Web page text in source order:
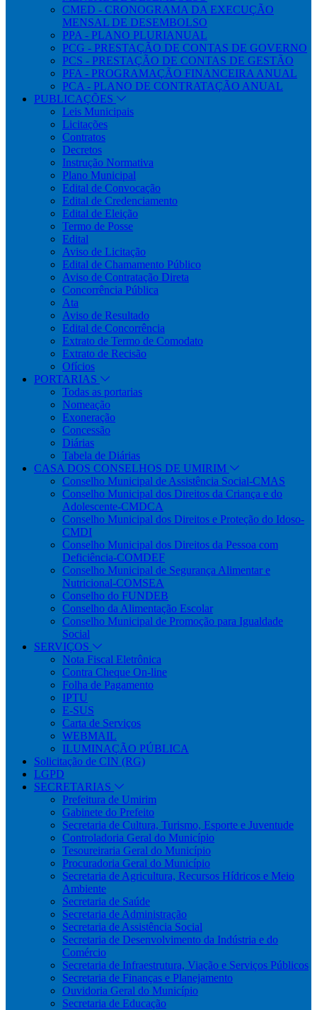
CMED - CRONOGRAMA DA EXECUÇÃO
MENSAL DE DESEMBOLSO
PPA - PLANO PLURIANUAL
PCG - PRESTAÇÃO DE CONTAS DE GOVERNO
PCS - PRESTAÇÃO DE CONTAS DE GESTÃO
PFA - PROGRAMAÇÃO FINANCEIRA ANUAL
PCA - PLANO DE CONTRATAÇÃO ANUAL
PUBLICAÇÕES
Leis Municipais
Licitações
Contratos
Decretos
Instrução Normativa
Plano Municipal
Edital de Convocação
Edital de Credenciamento
Edital de Eleição
Termo de Posse
Edital
Aviso de Licitação
Edital de Chamamento Público
Aviso de Contratação Direta
Concorrência Pública
Ata
Aviso de Resultado
Edital de Concorrência
Extrato de Termo de Comodato
Extrato de Recisão
Ofícios
PORTARIAS
Todas as portarias
Nomeação
Exoneração
Concessão
Diárias
Tabela de Diárias
CASA DOS CONSELHOS DE UMIRIM
Conselho Municipal de Assistência Social-CMAS
Conselho Municipal dos Direitos da Criança e do
Adolescente-CMDCA
Conselho Municipal dos Direitos e Proteção do Idoso-
CMDI
Conselho Municipal dos Direitos da Pessoa com
Deficiência-COMDEF
Conselho Municipal de Segurança Alimentar e
Nutricional-COMSEA
Conselho do FUNDEB
Conselho da Alimentação Escolar
Conselho Municipal de Promoção para Igualdade
Social
SERVIÇOS
Nota Fiscal Eletrônica
Contra Cheque On-line
Folha de Pagamento
IPTU
E-SUS
Carta de Serviços
WEBMAIL
ILUMINAÇÃO PÚBLICA
Solicitação de CIN (RG)
LGPD
SECRETARIAS
Prefeitura de Umirim
Gabinete do Prefeito
Secretaria de Cultura, Turismo, Esporte e Juventude
Controladoria Geral do Município
Tesoureiraria Geral do Município
Procuradoria Geral do Município
Secretaria de Agricultura, Recursos Hídricos e Meio
Ambiente
Secretaria de Saúde
Secretaria de Administração
Secretaria de Assistência Social
Secretaria de Desenvolvimento da Indústria e do
Comércio
Secretaria de Infraestrutura, Viação e Serviços Públicos
Secretaria de Finanças e Planejamento
Ouvidoria Geral do Município
Secretaria de Educação